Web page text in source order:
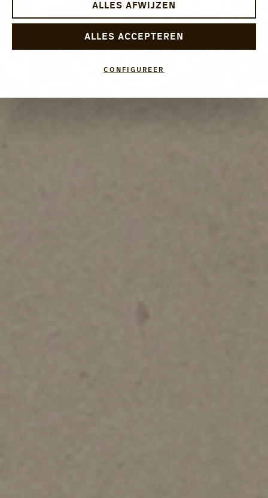
ALLES AFWIJZEN
ALLES ACCEPTEREN
CONFIGUREER